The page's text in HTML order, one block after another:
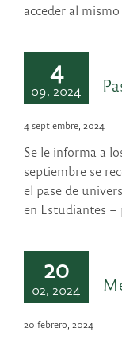
acceder al
4
09, 2024
4 septiembre, 2024
Se le informa a
septiembre se
el pase de
en Estudiantes –
20
02, 2024
20 febrero, 2024